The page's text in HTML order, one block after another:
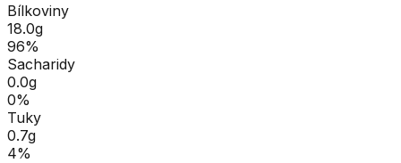
Bílkoviny
18.0g
96%
Sacharidy
0.0g
0%
Tuky
0.7g
4%